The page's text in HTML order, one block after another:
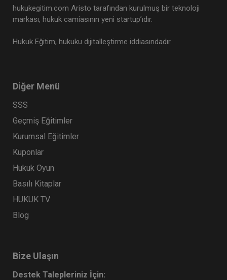
hukukegitim.com Aristo tarafından kurulmuş bir teknoloji
markası, hukuk camiasının yeni startup’ıdır.
Hukuk Eğitim, hukuku dijitalleştirme iddiasındadır.
Diğer Menü
SSS
Geçmiş Eğitimler
Kurumsal Eğitimler
Kuponlar
Hukuk Oyun
Basılı Kitaplar
HUKUK TV
Blog
Bize Ulaşın
Destek Talepleriniz İçin: